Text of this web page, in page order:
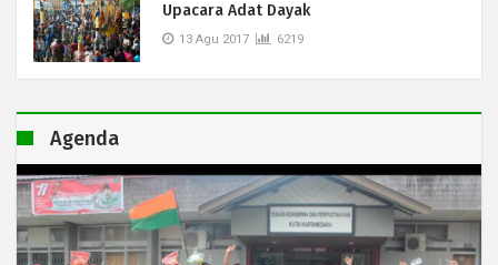
Upacara Adat Dayak
13 Agu 2017 6219
Agenda